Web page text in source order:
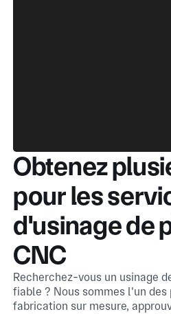
Obtenez
pour les
d'usinage de
CNC
Recherchez-vous un usinage
fiable ? Nous sommes l'un des
fabrication sur mesure,